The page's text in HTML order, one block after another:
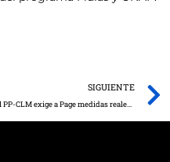
SIGUIENTE
El PP-CLM exige a Page medidas reales y contundentes dotadas de presupuesto para combatir la despoblación en nuestra tierra